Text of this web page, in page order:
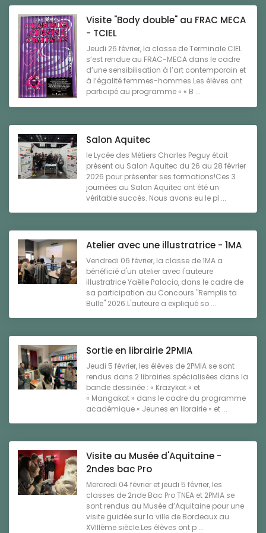
Visite "Body double" au FRAC MECA
- TCIEL
Jeudi 26 février, la classe de Terminale CIEL
s’est rendue au FRAC-MECA dans le cadre
d’une sensibilisation à l’art contemporain et
à l’égalité femmes-hommes.Les élèves ont
participé au programme « « B ...
Salon Aquitec
le Lycée des Métiers Charles Peguy était
présent au Salon Aquitec du 26 au 28 février
2026 pour présenter ses formations!Ces 3
journées au Salon Aquitec ont été un
véritable succès. Nous avons eu le pl ...
Atelier avec une illustratrice - 1MA
Vendredi 06 février, la classe de 1MA a
bénéficié d'un atelier avec l'auteure
illustratrice Yaëlle Palacio, dans le cadre de
sa participation au Concours "Remplis ta
Bulle" 2026.L'auteure a expliqué so ...
Sortie en librairie 2PMIA
Jeudi 5 février, les élèves de 2PMIA se sont
rendus dans 2 librairies spécialisées dans la
bande dessinée : « Krazykat » et
« Mangakat » dans le cadre du programme
académique « Jeunes en librairie » et ...
Visite au Musée d'Aquitaine -
2ndes bac Pro
Mercredi 04 février et jeudi 5 février, les
classes de 2nde Bac Pro TNEA et 2PMIA se
sont rendus au Musée d’Aquitaine pour une
visite guidée sur la ville de Bordeaux au
XVIIIème siècle.Les élèves ont p ...